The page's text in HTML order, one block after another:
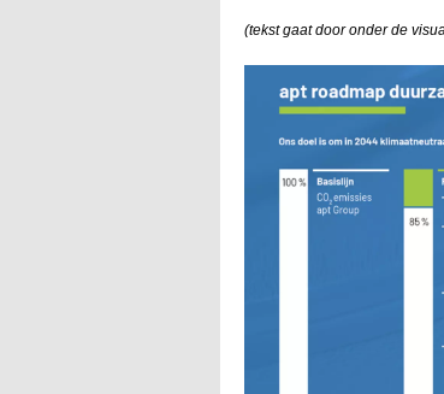
(tekst gaat door onder de